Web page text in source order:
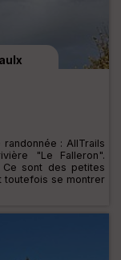
: AllTrails
"Le Falleron".
Ce sont des petites
toutefois se montrer